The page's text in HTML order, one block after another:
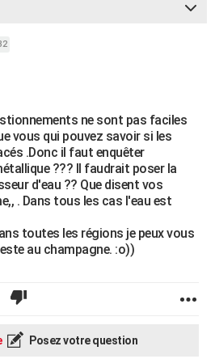
ne sont pas faciles
vous qui pouvez savoir si les
.Donc il faut enquêter
??? Il faudrait poser la
d'eau ?? Que disent vos
. Dans tous les cas l'eau est
toutes les régions je peux vous
au champagne. :o))
Posez votre question